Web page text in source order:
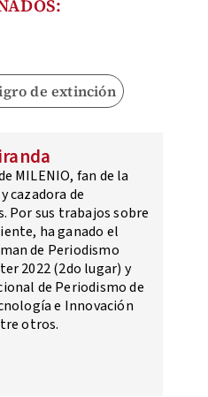
de extinción
MILENIO, fan de la
cazadora de
Por sus trabajos sobre
ha ganado el
de Periodismo
2022 (2do lugar) y
de Periodismo de
e Innovación
otros.